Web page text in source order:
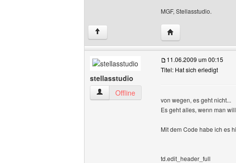
MGF, Stellasstudio.
↑ Website dieses
stellasstudio
stellasstudio Benutzer-Profile anzeigen
Offline
11.06.2009 um 00:15
Titel: Hat sich erledigt
von wegen, es geht nicht...
Es geht alles, wenn man will
Mit dem Code habe ich es
td.edit_header_full